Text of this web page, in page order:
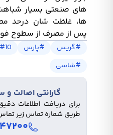
های صنعتی بسیار
ها، غلظت شان درحد
پس از مصرف از سطوح
#گریس #پارس #10پوندی
#شاسی
گارانتی اصالت و
برای دریافت اطلاعات
طریق شماره تماس زیر
۰۱۷-